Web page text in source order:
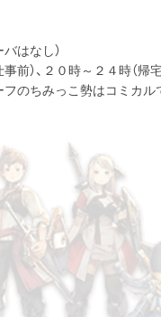
なし）
２０時～２４時（帰宅
のちみっこ勢はコミカル